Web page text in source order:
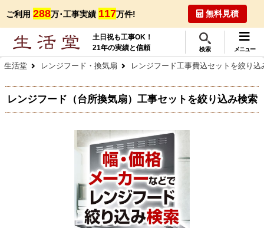
ご利用 288万･工事実績 117万件! 無料見積
土日祝も工事OK！
21年の実績と信頼
検索 メニュー
生活堂 レンジフード・換気扇 レンジフード工事費込セットを絞り込
レンジフード（台所換気扇）工事セットを絞り込み検索